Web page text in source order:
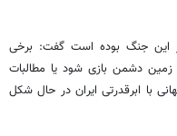
این جنگ بوده است گفت: برخی
زمین دشمن بازی شود یا مطالبات
با ابرقدرتی ایران در حال شکل